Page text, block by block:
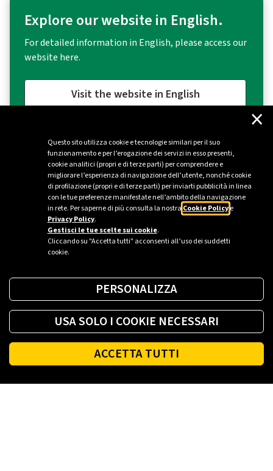
Questo sito utilizza cookie e tecnologie similari per il suo
funzionamento e per l’erogazione dei servizi in esso presenti,
cookie analitici (propri e di terze parti) per comprendere e
migliorare l’esperienza di navigazione dell’utente, nonché cookie
di profilazione (propri e di terze parti) per inviarti pubblicità in linea
con le tue preferenze manifestate nell’ambito della navigazione
in rete. Per saperne di più consulta la nostra Cookie Policye
Privacy Policy.
Gestisci le tue scelte sui cookie.
Cliccando su "Accetta tutti" acconsenti all’uso dei suddetti
cookie.
×
PERSONALIZZA
USA SOLO I COOKIE NECESSARI
ACCETTA TUTTI
Fai il pieno di energia ovunque tu sia.
SCARICA L'APP
Explore our website in English.
For detailed information in English, please access our
website here.
Visit the website in English